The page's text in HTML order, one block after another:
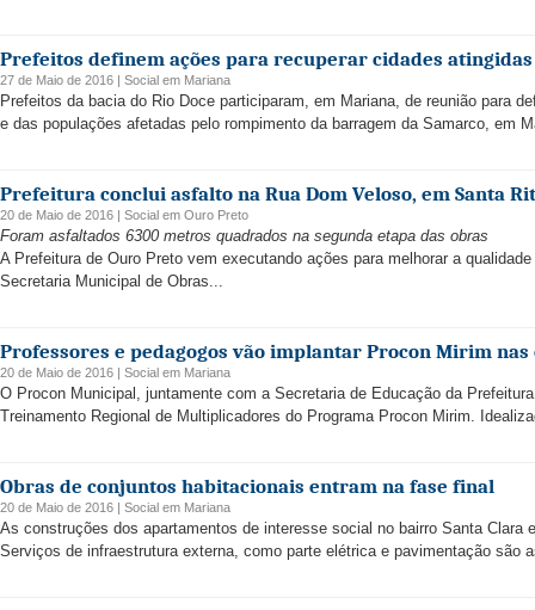
Prefeitos definem ações para recuperar cidades atingidas
27 de Maio de 2016 | Social em Mariana
Prefeitos da bacia do Rio Doce participaram, em Mariana, de reunião para
e das populações afetadas pelo rompimento da barragem da Samarco, em
Prefeitura conclui asfalto na Rua Dom Veloso, em Santa
20 de Maio de 2016 | Social em Ouro Preto
Foram asfaltados 6300 metros quadrados na segunda etapa das obras
A Prefeitura de Ouro Preto vem executando ações para melhorar a
Secretaria Municipal de Obras...
Professores e pedagogos vão implantar Procon Mirim nas
20 de Maio de 2016 | Social em Mariana
O Procon Municipal, juntamente com a Secretaria de Educação da
Treinamento Regional de Multiplicadores do Programa Procon Mirim.
Obras de conjuntos habitacionais entram na fase final
20 de Maio de 2016 | Social em Mariana
As construções dos apartamentos de interesse social no bairro Santa
Serviços de infraestrutura externa, como parte elétrica e pavimentação são